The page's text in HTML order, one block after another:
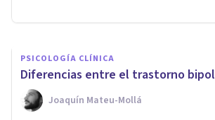
PSICOLOGÍA CLÍNICA
Diferencias entre el trastorno
Joaquín Mateu-Mollá